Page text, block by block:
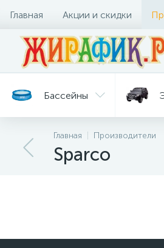
Главная Акции и скидки
Бассейны
Батуты
Главная Производители
Sparco